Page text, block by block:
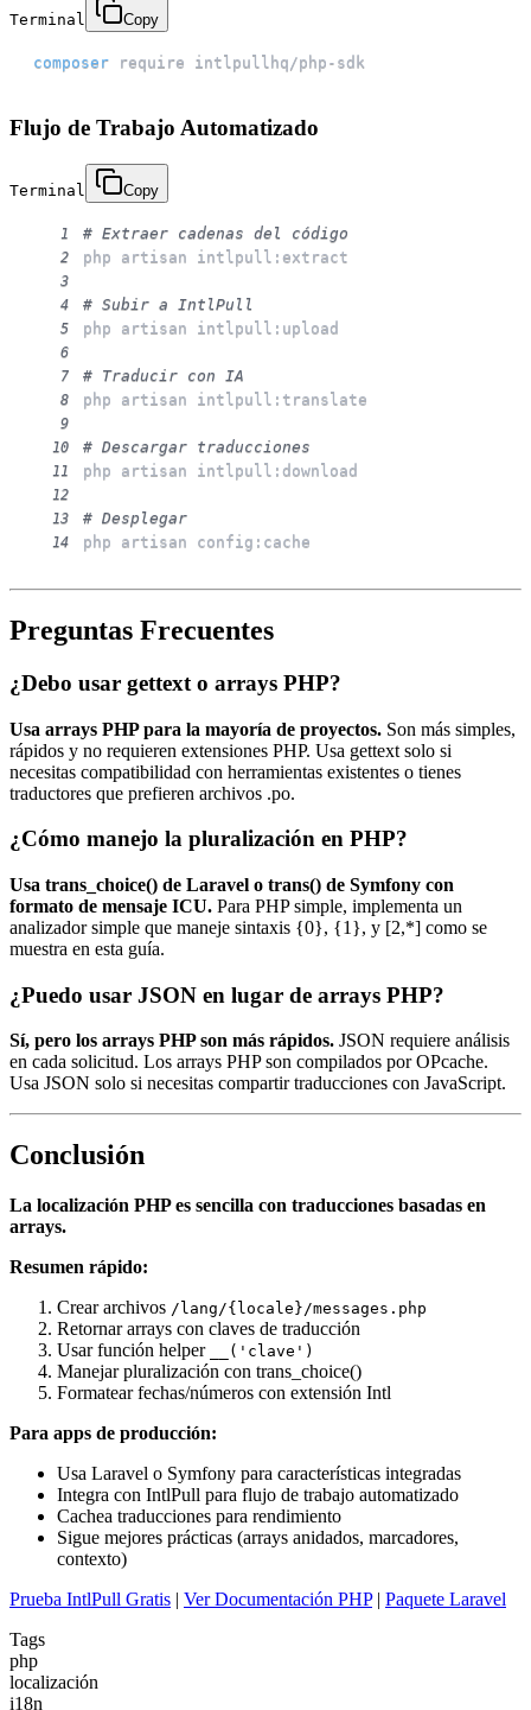
Terminal Copy
composer require intlpullhq/php-sdk
Flujo de Trabajo Automatizado
Terminal Copy
1 # Extraer cadenas del código
2
3
4
# Subir a IntlPull
5
6
7
# Traducir con IA
8
9
10
# Descargar traducciones
11
12
13
# Desplegar
14 php artisan config:cache
Preguntas Frecuentes
¿Debo usar gettext o arrays PHP?
Usa arrays PHP para la mayoría de proyectos. Son más simples,
rápidos y no requieren extensiones PHP. Usa gettext solo si
necesitas compatibilidad con herramientas existentes o tienes
traductores que prefieren archivos .po.
¿Cómo manejo la pluralización en PHP?
Usa trans_choice() de Laravel o trans() de Symfony con
formato de mensaje ICU. Para PHP simple, implementa un
analizador simple que maneje sintaxis {0}, {1}, y [2,*] como se
muestra en esta guía.
¿Puedo usar JSON en lugar de arrays PHP?
Sí, pero los arrays PHP son más rápidos. JSON requiere análisis
en cada solicitud. Los arrays PHP son compilados por OPcache.
Usa JSON solo si necesitas compartir traducciones con JavaScript.
Conclusión
La localización PHP es sencilla con traducciones basadas en
arrays.
Resumen rápido:
Crear archivos /lang/{locale}/messages.php
Retornar arrays con claves de traducción
Usar función helper
__('clave')
Manejar pluralización con trans_choice()
Formatear fechas/números con extensión Intl
Para apps de producción:
Usa Laravel o Symfony para características integradas
Integra con IntlPull para flujo de trabajo automatizado
Cachea traducciones para rendimiento
Sigue mejores prácticas (arrays anidados, marcadores,
contexto)
Prueba IntlPull Gratis | Ver Documentación PHP| Paquete Laravel
Tags
php
localización
i18n